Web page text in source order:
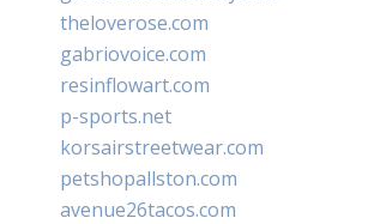
theloverose.com
gabriovoice.com
resinflowart.com
p-sports.net
korsairstreetwear.com
petshopallston.com
avenue26tacos.com